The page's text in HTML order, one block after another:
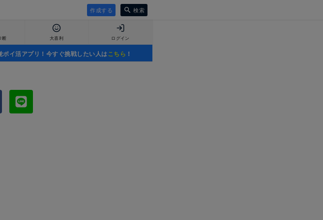
作成する 検索
断 大喜利 ログイン
イ活アプリ！今すぐ挑戦したい人はこちら ！